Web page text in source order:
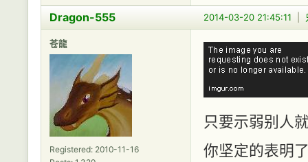
2014-03-20 21:45:11
Dragon-555
苍龍
Registered: 2010-11-16
只要示弱别人
你坚定的表明